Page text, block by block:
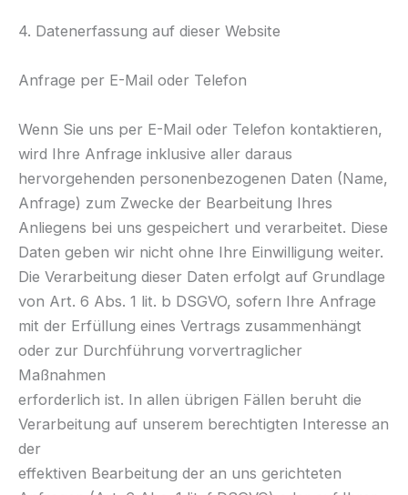
4. Datenerfassung auf dieser Website
Anfrage per E-Mail oder Telefon
Wenn Sie uns per E-Mail oder Telefon kontaktieren,
wird Ihre Anfrage inklusive aller daraus
hervorgehenden personenbezogenen Daten (Name,
Anfrage) zum Zwecke der Bearbeitung Ihres
Anliegens bei uns gespeichert und verarbeitet. Diese
Daten geben wir nicht ohne Ihre Einwilligung weiter.
Die Verarbeitung dieser Daten erfolgt auf Grundlage
von Art. 6 Abs. 1 lit. b DSGVO, sofern Ihre Anfrage
mit der Erfüllung eines Vertrags zusammenhängt
oder zur Durchführung vorvertraglicher
Maßnahmen
erforderlich ist. In allen übrigen Fällen beruht die
Verarbeitung auf unserem berechtigten Interesse an
der
effektiven Bearbeitung der an uns gerichteten